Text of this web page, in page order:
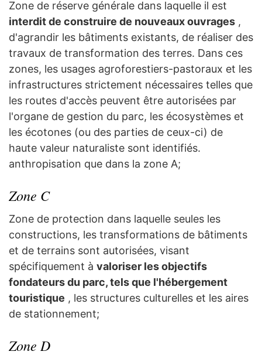
Zone de réserve générale dans laquelle il est
interdit de construire de nouveaux ouvrages ,
d'agrandir les bâtiments existants, de réaliser des
travaux de transformation des terres. Dans ces
zones, les usages agroforestiers-pastoraux et les
infrastructures strictement nécessaires telles que
les routes d'accès peuvent être autorisées par
l'organe de gestion du parc, les écosystèmes et
les écotones (ou des parties de ceux-ci) de
haute valeur naturaliste sont identifiés.
anthropisation que dans la zone A;
Zone C
Zone de protection dans laquelle seules les
constructions, les transformations de bâtiments
et de terrains sont autorisées, visant
spécifiquement à valoriser les objectifs
fondateurs du parc, tels que l'hébergement
touristique , les structures culturelles et les aires
de stationnement;
Zone D